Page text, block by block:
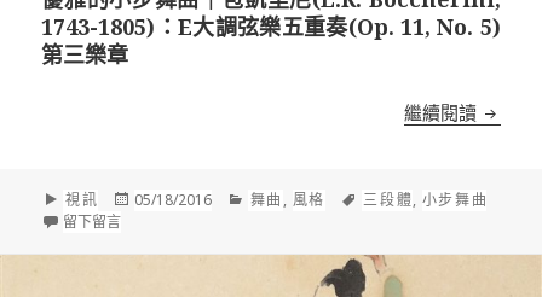
1743-1805)：E大調弦樂五重奏(Op. 11, No. 5)
第三樂章
繼續閱讀 優雅
格
式
視訊
發
05/18/2016
分
舞曲 , 風格
標
三段體, 小步舞曲
留下留言在 優雅的小步舞曲｜包凱里尼(L.R. Boccherini, 1743-1805)：E